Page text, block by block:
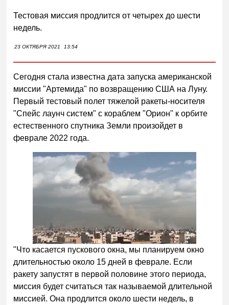
Тестовая миссия продлится от четырех до шести
недель.
23 ОКТЯБРЯ 2021 13:54
Сегодня стала известна дата запуска американской
миссии "Артемида" по возвращению США на Луну.
Первый тестовый полет тяжелой ракеты-носителя
"Спейс лаунч систем" с кораблем "Орион" к орбите
естественного спутника Земли произойдет в
феврале 2022 года.
"Что касается пускового окна, мы планируем окно
длительностью около 15 дней в феврале. Если
ракету запустят в первой половине этого периода,
миссия будет считаться так называемой длительной
миссией. Она продлится около шести недель, в